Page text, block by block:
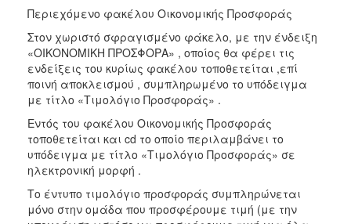
Περιεχόμενο φακέλου Οικονομικής Προσφοράς
Στον χωριστό σφραγισμένο φάκελο, με την ένδειξη
«ΟΙΚΟΝΟΜΙΚΗ ΠΡΟΣΦΟΡΑ» , οποίος θα φέρει τις
ενδείξεις του κυρίως φακέλου τοποθετείται ,επί
ποινή αποκλεισμού , συμπληρωμένο το υπόδειγμα
με τίτλο «Τιμολόγιο Προσφοράς» .
Εντός του φακέλου Οικονομικής Προσφοράς
τοποθετείται και cd το οποίο περιλαμβάνει το
υπόδειγμα με τίτλο «Τιμολόγιο Προσφοράς» σε
ηλεκτρονική μορφή .
Το έντυπο τιμολόγιο προσφοράς συμπληρώνεται
μόνο στην ομάδα που προσφέρουμε τιμή (με την